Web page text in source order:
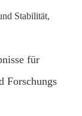
Stabilität,
für
Forschungs